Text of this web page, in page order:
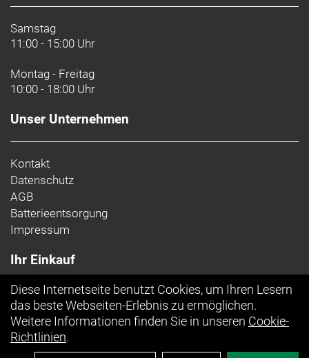
Samstag
11:00 - 15:00 Uhr
Montag - Freitag
10:00 - 18:00 Uhr
Unser Unternehmen
Kontakt
Datenschutz
AGB
Batterieentsorgung
Impressum
Ihr Einkauf
Top Artikel
Diese Internetseite benutzt Cookies, um Ihren Lesern
das beste Webseiten-Erlebnis zu ermöglichen.
Weitere Informationen finden Sie in unseren Cookie-
Richtlinien.